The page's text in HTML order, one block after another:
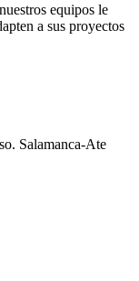
equipos le
a sus proyectos
Salamanca-Ate